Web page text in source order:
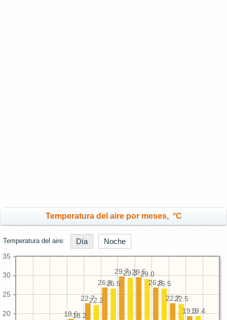
Temperatura del aire por meses, °C
Temperatura del aire: Día Noche
20
25
30
35
19.3
22.7
26.8
29.5
29.7
26.8
22.7
18.6
19.4
22.5
26.5
29.0
29.3
26.5
22.2
18.2